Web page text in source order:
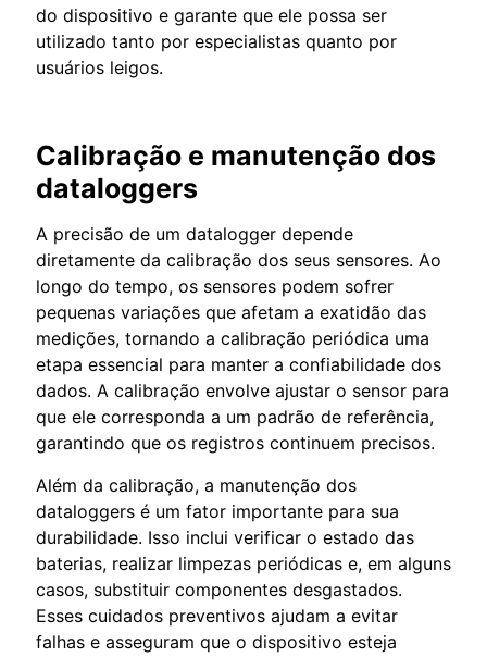
do dispositivo e garante que ele possa ser
utilizado tanto por especialistas quanto por
usuários leigos.
Calibração e manutenção dos
dataloggers
A precisão de um datalogger depende
diretamente da calibração dos seus sensores. Ao
longo do tempo, os sensores podem sofrer
pequenas variações que afetam a exatidão das
medições, tornando a calibração periódica uma
etapa essencial para manter a confiabilidade dos
dados. A calibração envolve ajustar o sensor para
que ele corresponda a um padrão de referência,
garantindo que os registros continuem precisos.
Além da calibração, a manutenção dos
dataloggers é um fator importante para sua
durabilidade. Isso inclui verificar o estado das
baterias, realizar limpezas periódicas e, em alguns
casos, substituir componentes desgastados.
Esses cuidados preventivos ajudam a evitar
falhas e asseguram que o dispositivo esteja